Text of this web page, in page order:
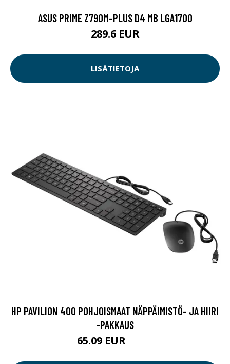
ASUS PRIME Z790M-PLUS D4 MB LGA1700
289.6 EUR
LISÄTIETOJA
HP PAVILION 400 POHJOISMAAT NÄPPÄIMISTÖ- JA HIIRI
-PAKKAUS
65.09 EUR